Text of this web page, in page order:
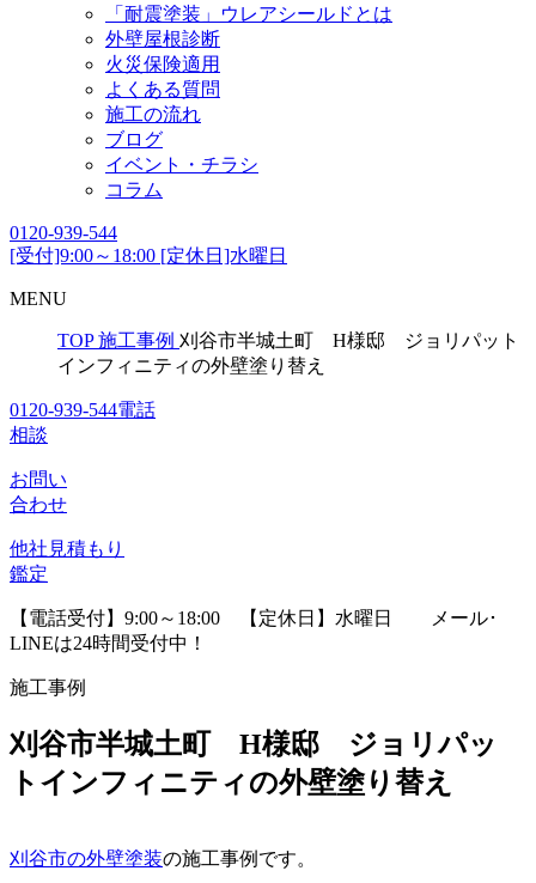
「耐震塗装」ウレアシールドとは
外壁屋根診断
火災保険適用
よくある質問
施工の流れ
ブログ
イベント・チラシ
コラム
0120-939-544
[受付]9:00～18:00 [定休日]水曜日
MENU
TOP 施工事例 刈谷市半城土町 H様邸 ジョリパット
インフィニティの外壁塗り替え
0120-939-544電話
相談
お問い
合わせ
他社見積もり
鑑定
【電話受付】9:00～18:00 【定休日】水曜日
メール･
LINEは24時間受付中！
施工事例
刈谷市半城土町 H様邸 ジョリパッ
トインフィニティの外壁塗り替え
刈谷市の外壁塗装の施工事例です。